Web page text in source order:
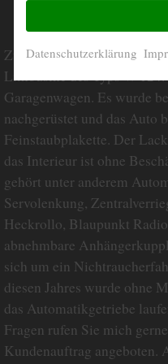
Zum Verkauf steht ein sehr
Limousine des Typs W
Garagenwagen. Es wurde
nachgerüstet und das Auto
Feinstaubplakette. Der
das Interieur ist ohne
gehört unter anderem
Servolenkung,
Heckrollo, Blaupunkt
abnehmbare
sich um ein
diesen Jahres wurde ohne
das Automatikgetriebe
Fragen rufen Sie mich
Kundenauftrag angeboten.
Datenschutzerklärung